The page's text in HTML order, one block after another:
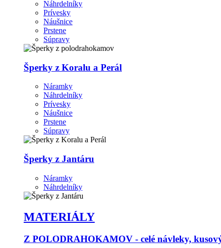
Náhrdelníky
Prívesky
Náušnice
Prstene
Súpravy
Šperky z Koralu a Perál
Náramky
Náhrdelníky
Prívesky
Náušnice
Prstene
Súpravy
Šperky z Jantáru
Náramky
Náhrdelníky
MATERIÁLY
Z POLODRAHOKAMOV - celé návleky,